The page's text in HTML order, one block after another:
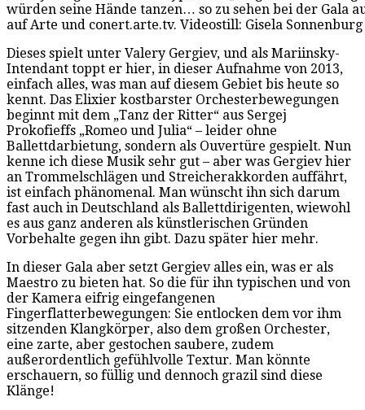
würden seine Hände tanzen… so zu sehen bei der Gala
auf Arte und conert.arte.tv. Videostill: Gisela Sonnenburg
Dieses spielt unter Valery Gergiev, und als Mariinsky-
Intendant toppt er hier, in dieser Aufnahme von 2013,
einfach alles, was man auf diesem Gebiet bis heute so
kennt. Das Elixier kostbarster Orchesterbewegungen
beginnt mit dem „Tanz der Ritter“ aus Sergej
Prokofieffs „Romeo und Julia“ – leider ohne
Ballettdarbietung, sondern als Ouvertüre gespielt. Nun
kenne ich diese Musik sehr gut – aber was Gergiev hier
an Trommelschlägen und Streicherakkorden auffährt,
ist einfach phänomenal. Man wünscht ihn sich darum
fast auch in Deutschland als Ballettdirigenten, wiewohl
es aus ganz anderen als künstlerischen Gründen
Vorbehalte gegen ihn gibt. Dazu später hier mehr.
In dieser Gala aber setzt Gergiev alles ein, was er als
Maestro zu bieten hat. So die für ihn typischen und von
der Kamera eifrig eingefangenen
Fingerflatterbewegungen: Sie entlocken dem vor ihm
sitzenden Klangkörper, also dem großen Orchester,
eine zarte, aber gestochen saubere, zudem
außerordentlich gefühlvolle Textur. Man könnte
erschauern, so füllig und dennoch grazil sind diese
Klänge!